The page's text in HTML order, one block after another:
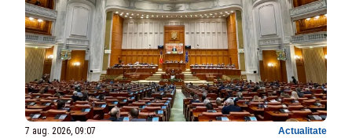
7 aug. 2026, 09:07 Actualitate